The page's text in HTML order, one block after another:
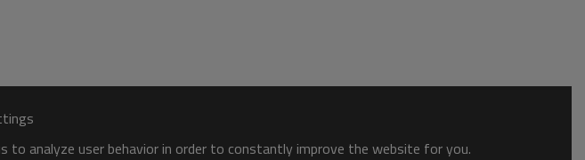
to analyze user behavior in order to constantly improve the website for you.